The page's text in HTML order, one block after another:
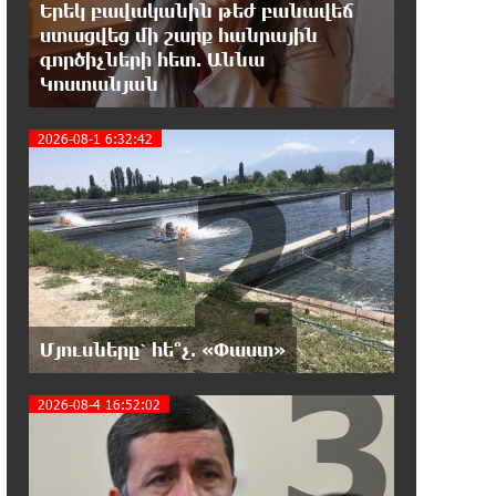
Այսօր ամոթի օր է, այսօր
Էջմիածնում դատում են Ամենայն
Հայոց Կաթողիկոսին. Մարիաննա Ղահրամանյան
18:32:23 7-08-2026
«հակասաֆարովյան»
օրենսդրական նախաձեռնության
վերաբերյալ հիմանվորումներ․ Շիրազ Մանուկյան
18:26:59 7-08-2026
Վեհափառ Հայրապետի շուրջ
խայտառակ զարգացումների,
Գյուղացիներին վերաբերող առաջնային հարցերի
մասին՝ գյուղտեխնիկայից մինչև անվճար
երթուղի. Անդրանիկ Գևորգյան
18:25:05 7-08-2026
Թուրքական ապրանքանիշը
դադարեցնում է գործունեությունը
Երեկ բավականին թեժ բանավեճ
ստացվեց մի շարք հանրային
գործիչների հետ. Աննա
Կոստանյան
2026-08-1 6:32:42
Մյուսները՝ հե՞չ. «Փաստ»
2
2026-08-4 16:52:02 3